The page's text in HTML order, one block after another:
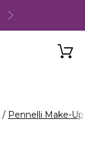
Pennelli Make-Up